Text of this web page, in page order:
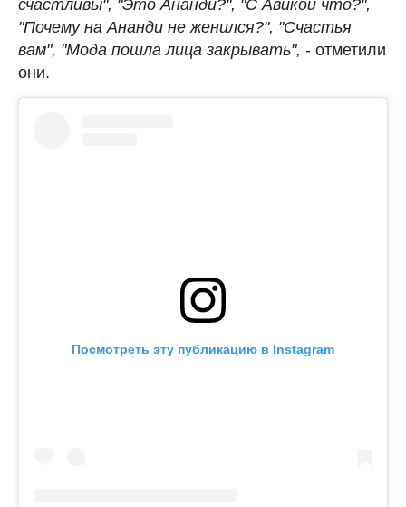
счастливы", "Это Ананди?", "С Авикой что?",
"Почему на Ананди не женился?", "Счастья
вам", "Мода пошла лица закрывать", - отметили
они.
Посмотреть эту публикацию в Instagram